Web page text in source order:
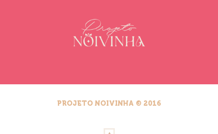
PROJETO NOIVINHA © 2016